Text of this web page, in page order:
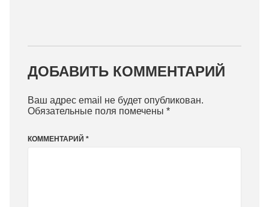
ДОБАВИТЬ КОММЕНТАРИЙ
Ваш адрес email не будет опубликован.
Обязательные поля помечены *
КОММЕНТАРИЙ *